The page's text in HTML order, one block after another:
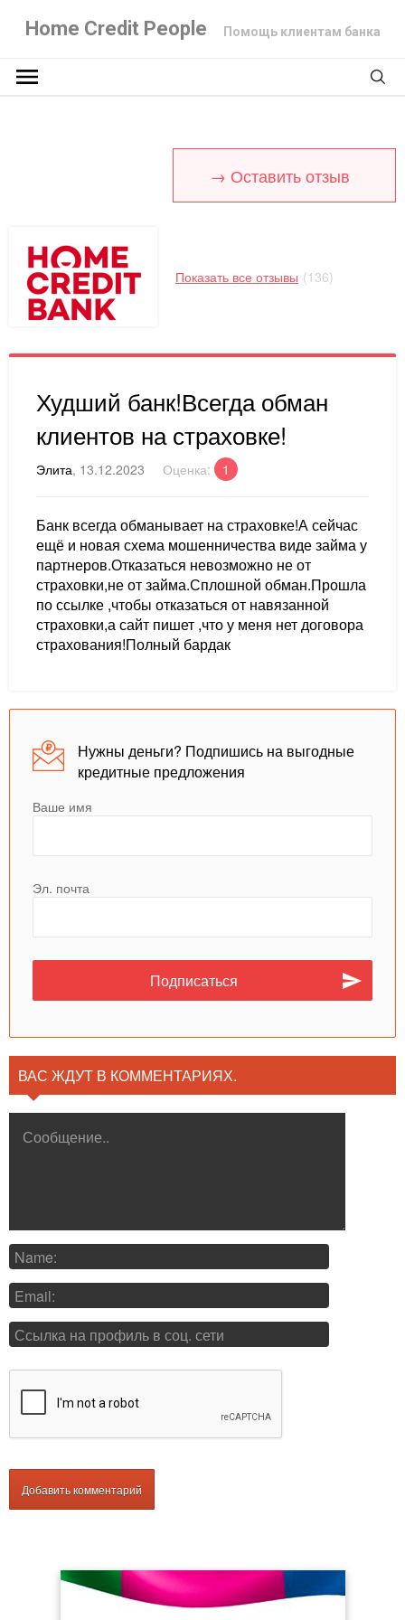
Home Credit People Помощь клиентам банка
→ Оставить отзыв
Показать все отзывы (136)
Худший банк!Всегда обман
клиентов на страховке!
Элита, 13.12.2023 Оценка: 1
Банк всегда обманывает на страховке!А сейчас
ещё и новая схема мошенничества виде займа у
партнеров.Отказаться невозможно не от
страховки,не от займа.Сплошной обман.Прошла
по ссылке ,чтобы отказаться от навязанной
страховки,а сайт пишет ,что у меня нет договора
страхования!Полный бардак
Нужны деньги? Подпишись на выгодные
кредитные предложения
Ваше имя
Эл. почта
ВАС ЖДУТ В КОММЕНТАРИЯХ.